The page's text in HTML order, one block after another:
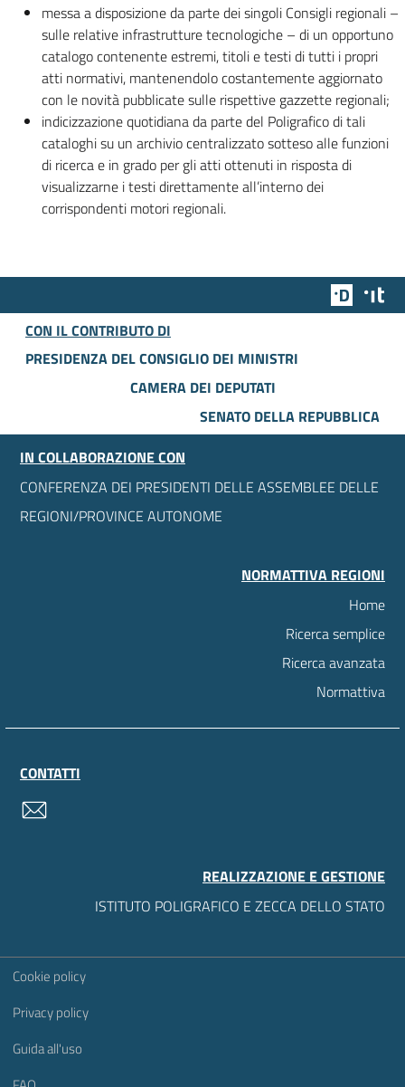
messa a disposizione da parte dei singoli Consigli regionali –
sulle relative infrastrutture tecnologiche – di un opportuno
catalogo contenente estremi, titoli e testi di tutti i propri
atti normativi, mantenendolo costantemente aggiornato
con le novità pubblicate sulle rispettive gazzette regionali;
indicizzazione quotidiana da parte del Poligrafico di tali
cataloghi su un archivio centralizzato sotteso alle funzioni
di ricerca e in grado per gli atti ottenuti in risposta di
visualizzarne i testi direttamente all’interno dei
corrispondenti motori regionali.
Team
CON IL CONTRIBUTO DI
PRESIDENZA DEL CONSIGLIO DEI MINISTRI
CAMERA DEI DEPUTATI
SENATO DELLA REPUBBLICA
IN COLLABORAZIONE CON
CONFERENZA DEI PRESIDENTI DELLE ASSEMBLEE DELLE
REGIONI/PROVINCE AUTONOME
NORMATTIVA REGIONI
Home
Ricerca semplice
Ricerca avanzata
Normattiva
CONTATTI
REALIZZAZIONE E GESTIONE
ISTITUTO POLIGRAFICO E ZECCA DELLO STATO
Sezione Link Utili
Cookie policy
Privacy policy
Guida all'uso